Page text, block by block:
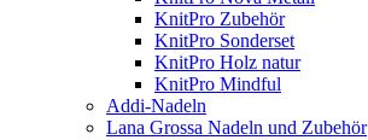
KnitPro Zubehör
KnitPro Sonderset
KnitPro Holz natur
KnitPro Mindful
Addi-Nadeln
Lana Grossa Nadeln und Zubehör